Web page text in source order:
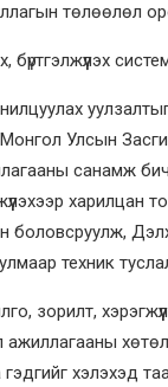
төлөөлөл
Улсын
санамж
боловсруулж,
техник
зорилт,
ажиллагааны
хэлэхэд